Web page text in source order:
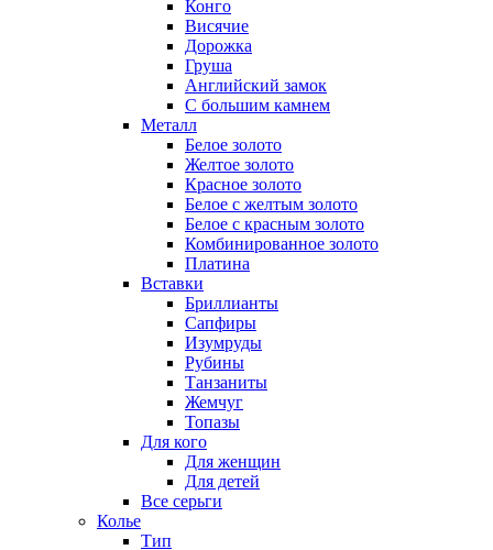
Конго
Висячие
Дорожка
Груша
Английский замок
С большим камнем
Металл
Белое золото
Желтое золото
Красное золото
Белое с желтым золото
Белое с красным золото
Комбинированное золото
Платина
Вставки
Бриллианты
Сапфиры
Изумруды
Рубины
Танзаниты
Жемчуг
Топазы
Для кого
Для женщин
Для детей
Все серьги
Колье
Тип